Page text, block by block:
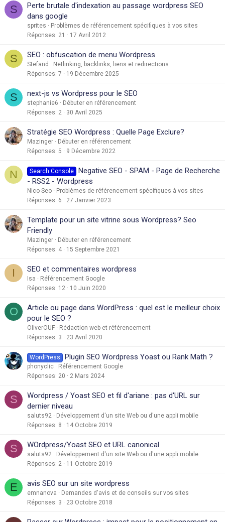
S
Perte brutale d'indexation au passage wordpress SEO
dans google
sprites
Problèmes de référencement spécifiques à vos sites
Réponses 21 17 Avril 2012
S SEO : obfuscation de menu Wordpress
Stefand
Netlinking, backlinks, liens et redirections
Réponses 7 19 Décembre 2025
S next-js vs Wordpress pour le SEO
stephanie6
Débuter en référencement
Réponses 2 30 Avril 2025
Stratégie SEO Wordpress : Quelle Page Exclure?
Mazinger
Débuter en référencement
Réponses 5 9 Décembre 2022
N Search Console
Negative SEO - SPAM - Page de Recherche
- RSS2 - Wordpress
Nico-Seo
Problèmes de référencement spécifiques à vos sites
Réponses 6 27 Janvier 2023
Template pour un site vitrine sous Wordpress? Seo
Friendly
Mazinger
Débuter en référencement
Réponses 4 15 Septembre 2021
I SEO et commentaires wordpress
Isa
Référencement Google
Réponses 12 10 Juin 2020
O
Article ou page dans WordPress : quel est le meilleur choix
pour le SEO ?
OliverOUF
Rédaction web et référencement
Réponses 3 23 Avril 2020
WordPress Plugin SEO Wordpress Yoast ou Rank Math ?
phonyclic
Référencement Google
Réponses 20 2 Mars 2024
S
Wordpress / Yoast SEO et fil d'ariane : pas d'URL sur
dernier niveau
saluts92
Développement d'un site Web ou d'une appli mobile
Réponses 8 14 Octobre 2019
S WOrdpress/Yoast SEO et URL canonical
saluts92
Développement d'un site Web ou d'une appli mobile
Réponses 2 11 Octobre 2019
E avis SEO sur un site wordpress
emnanova
Demandes d'avis et de conseils sur vos sites
Réponses 3 23 Octobre 2018